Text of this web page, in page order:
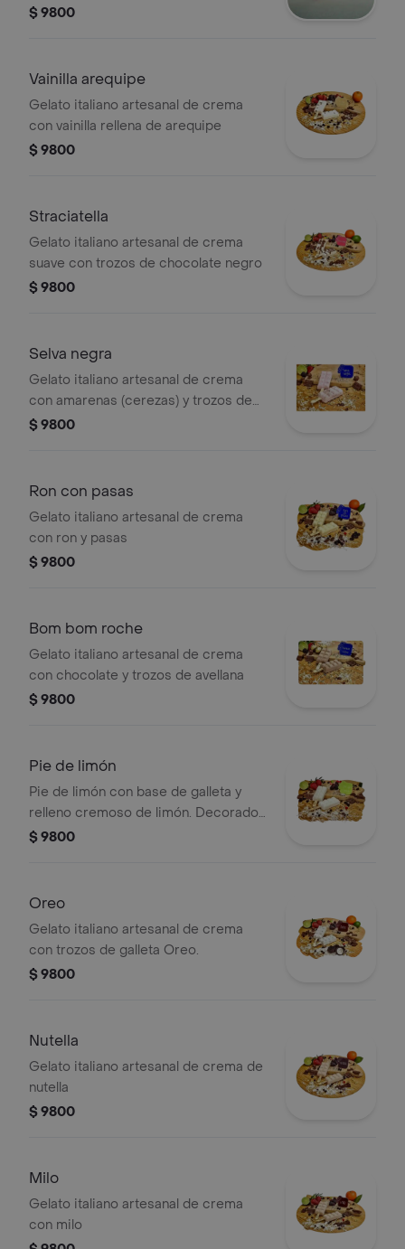
$ 9800
Vainilla arequipe
Gelato italiano artesanal de crema
con vainilla rellena de arequipe
$ 9800
Straciatella
Gelato italiano artesanal de crema
suave con trozos de chocolate negro
$ 9800
Selva negra
Gelato italiano artesanal de crema
con amarenas (cerezas) y trozos de
chocolate
$ 9800
Ron con pasas
Gelato italiano artesanal de crema
con ron y pasas
$ 9800
Bom bom roche
Gelato italiano artesanal de crema
con chocolate y trozos de avellana
$ 9800
Pie de limón
Pie de limón con base de galleta y
relleno cremoso de limón. Decorado
con rodajas de limón y ralladura.
$ 9800
Oreo
Gelato italiano artesanal de crema
con trozos de galleta Oreo.
$ 9800
Nutella
Gelato italiano artesanal de crema de
nutella
$ 9800
Milo
Gelato italiano artesanal de crema
con milo